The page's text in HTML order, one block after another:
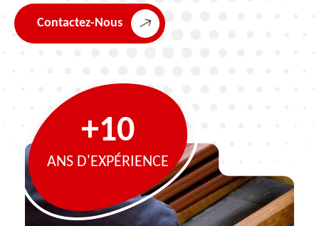
Contactez-Nous
+10
ANS D'EXPÉRIENCE